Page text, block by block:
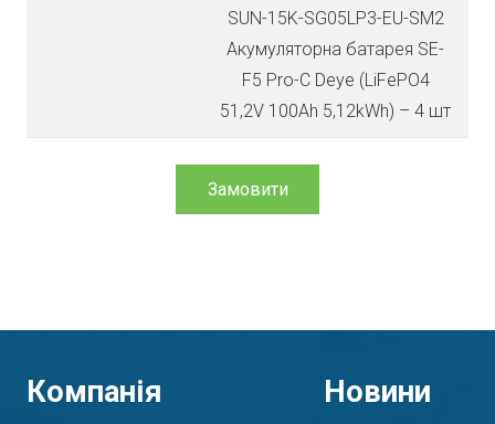
SUN-15K-SG05LP3-EU-SM2
Акумуляторна батарея SE-
F5 Pro-С Deye (LiFePO4
51,2V 100Ah 5,12kWh) – 4 шт
Замовити
Компанія Новини